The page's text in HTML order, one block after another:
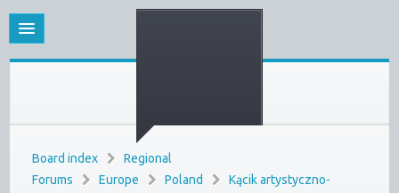
Board index
Regional
Forums
Europe Poland
Kącik artystyczno-